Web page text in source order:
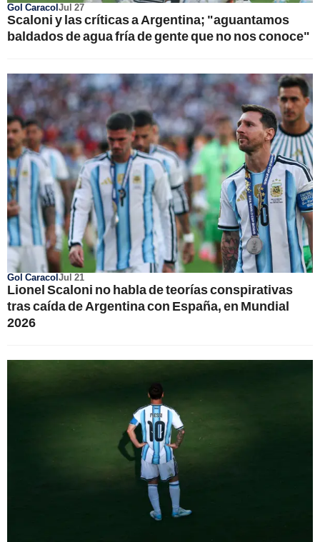
Gol CaracolJul 27
Scaloni y las críticas a Argentina; "aguantamos
baldados de agua fría de gente que no nos conoce"
Gol CaracolJul 21
Lionel Scaloni no habla de teorías conspirativas
tras caída de Argentina con España, en Mundial
2026